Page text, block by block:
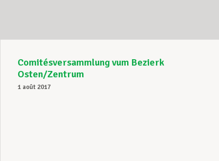
Comitésversammlung vum Bezierk
Osten/Zentrum
1 août 2017